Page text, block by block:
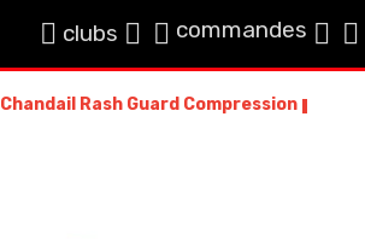
clubs commandes
Chandail Rash Guard Compression